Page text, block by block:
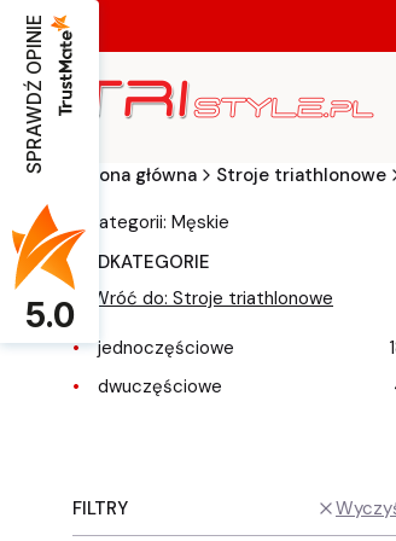
Strona główna Stroje triathlonowe
w kategorii: Męskie
PODKATEGORIE
Wróć do: Stroje triathlonowe
jednoczęściowe
dwuczęściowe
FILTRY
SPRAWDŹ OPINIE
5.0